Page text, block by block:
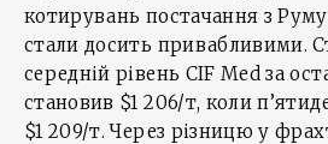
котирувань постачання з
стали досить привабливими.
середній рівень CIF Med за
становив $1 206/т, коли
$1 209/т. Через різницю у